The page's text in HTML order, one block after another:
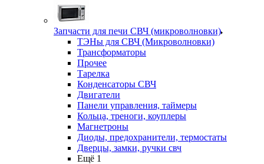
Запчасти для печи СВЧ (микроволновки)
ТЭНы для СВЧ (Микроволновки)
Трансформаторы
Прочее
Тарелка
Конденсаторы СВЧ
Двигатели
Панели управления, таймеры
Кольца, треноги, коуплеры
Магнетроны
Диоды, предохранители, термостаты
Дверцы, замки, ручки свч
Ещё 1